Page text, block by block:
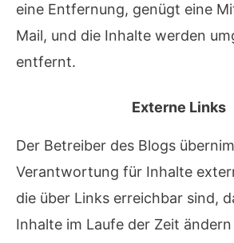
eine Entfernung, genügt eine
Mail, und die Inhalte werden
entfernt.
Externe Links
Der Betreiber des Blogs
Verantwortung für Inhalte
die über Links erreichbar sind,
Inhalte im Laufe der Zeit